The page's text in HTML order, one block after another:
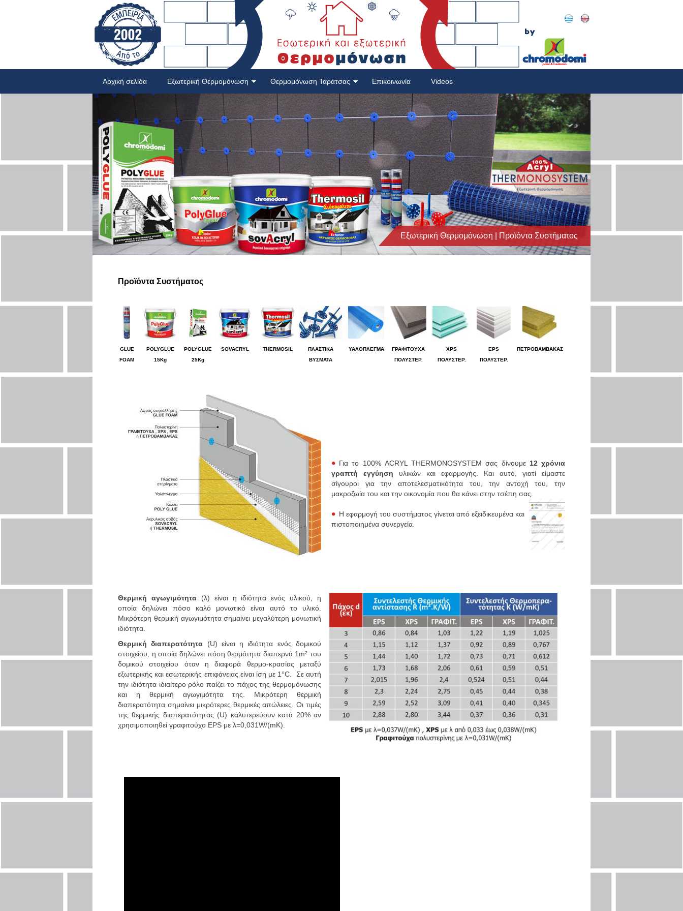
Αρχική σελίδα Εξωτερική Θερμομόνωση Θερμομόνωση Ταράτσας Επικοινωνία Videos
Εξωτερική Θερμομόνωση | Προϊόντα Συστήματος
Προϊόντα Συστήματος
GLUE
FOAM
POLYGLUE
15Kg
POLYGLUE
25Kg
SOVACRYL THERMOSIL
ΠΛΑΣΤΙΚΑ
ΒΥΣΜΑΤΑ
ΥΑΛΟΠΛΕΓΜΑ
ΓΡΑΦΙΤΟΥΧΑ
ΠΟΛΥΣΤΕΡ.
XPS
ΠΟΛΥΣΤΕΡ.
EPS
ΠΟΛΥΣΤΕΡ.
ΠΕΤΡΟΒΑΜΒΑΚΑΣ
Για το 100% ACRYL THERMONOSYSTEM σας δίνουμε 12 χρόνια
γραπτή εγγύηση υλικών και εφαρμογής. Και αυτό, γιατί είμαστε
σίγουροι για την αποτελεσματικότητα του, την αντοχή του, την
μακροζωία του και την οικονομία που θα κάνει στην τσέπη σας.
Η εφαρμογή του συστήματος γίνεται από εξειδικευμένα και
πιστοποιημένα συνεργεία.
Θερμική αγωγιμότητα(λ) είναι η ιδιότητα ενός υλικού, η
οποία δηλώνει πόσο καλό μονωτικό είναι αυτό το υλικό.
Μικρότερη θερμική αγωγιμότητα σημαίνει μεγαλύτερη μονωτική
ιδιότητα.
Θερμική διαπερατότητα (U) είναι η ιδιότητα ενός δομικού
στοιχείου, η οποία δηλώνει πόση θερμότητα διαπερνά 1m² του
δομικού στοιχείου όταν η διαφορά θερμο-κρασίας μεταξύ
εξωτερικής και εσωτερικής επιφάνειας είναι ίση µε 1°C. Σε αυτή
την ιδιότητα ιδιαίτερο ρόλο παίζει το πάχος της θερμομόνωσης
και η θερμική αγωγιμότητα της. Μικρότερη θερμική
διαπερατότητα σημαίνει μικρότερες θερμικές απώλειες. Οι τιμές
της θερμικής διαπερατότητας (U) καλυτερεύουν κατά 20% αν
χρησιμοποιηθεί γραφιτούχο EPS με λ=0,031W/(mK).